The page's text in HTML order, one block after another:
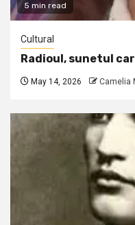
5 min read
Cultural
Radioul, sunetul
May 14, 2026 Camelia